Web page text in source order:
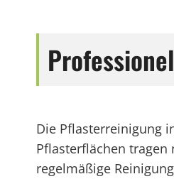
Die Pflasterreinigung
Pflasterflächen
regelmäßige